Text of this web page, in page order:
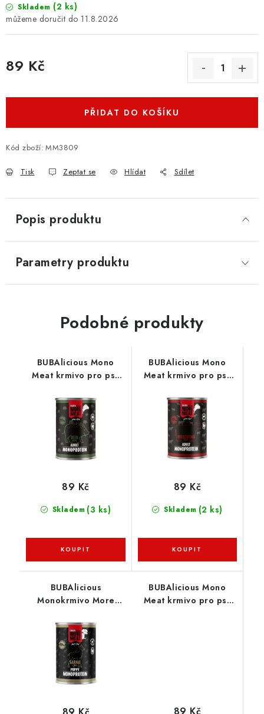
Skladem (2 ks)
11.8.2026
89 Kč
PŘIDAT DO KOŠÍKU
Kód zboží: MM3809
Tisk Zeptat se Hlídat Sdílet
Popis produktu
Parametry produktu
Podobné produkty
BUBAlicious Mono
Meat krmivo pro psy
divočák
Skladem (3 ks)
89 Kč
BUBAlicious Mono
Meat krmivo pro psy
Skladem (2 ks)
89 Kč
BUBAlicious
Monokrmivo More
Line 400g srnčí
BUBAlicious Mono
Meat krmivo pro psy